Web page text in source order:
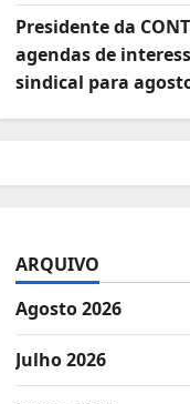
Presidente da
agendas de
sindical para
ARQUIVO
Agosto 2026
Julho 2026